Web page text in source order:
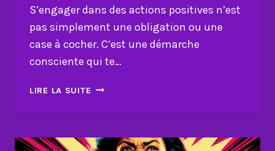
S’engager dans des actions positives n’est
pas simplement une obligation ou une
case à cocher. C’est une démarche
consciente qui te…
LIRE LA SUITE POURQUOI
ACTIONS